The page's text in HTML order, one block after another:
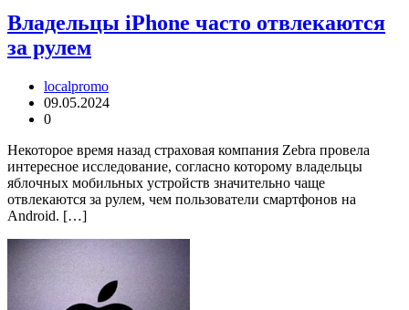
Владельцы iPhone часто отвлекаются
за рулем
localpromo
09.05.2024
0
Некоторое время назад страховая компания Zebra провела
интересное исследование, согласно которому владельцы
яблочных мобильных устройств значительно чаще
отвлекаются за рулем, чем пользователи смартфонов на
Android. […]